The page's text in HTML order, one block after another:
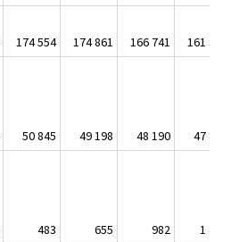
174 554 174 861 166 741
161 302
50 845 49 198 48 190
47 881
483 655 982
1 434